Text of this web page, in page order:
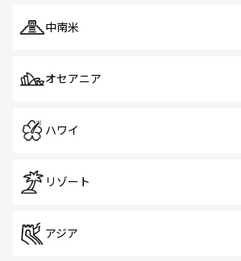
中南米
オセアニア
ハワイ
リゾート
アジア